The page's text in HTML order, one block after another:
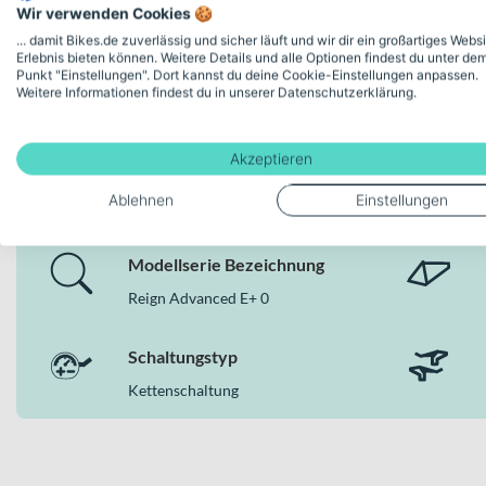
Fox 38 Factory Gabel mit 180 mm Federweg und Fox
SRAM X0 Eagle Transmission 12-Gang Kettenschaltung
Kraftvoller GIANT SyncDrive Race Motor mit 90 Nm für
EnergyPak Smart 560 Wh Akku für lange Touren im
Gripstarke Maxxis Reifen in Tubeless Ready Ausführung
Warum dieses Bike in der Kategorie E-MTB
Als konsequent auf Performance ausgelegtes E-MTB Fully
belastbaren Carbonrahmen. GIANT schafft damit ein
Kompromisse eingehen willst. Erhältlich ist das Bike in der Farbe
Deine Bike-Features auf
Modellserie Bezeichnung
Reign Advanced E+ 0
Schaltungstyp
Kettenschaltung
Wir verwenden Cookies 🍪
... damit Bikes.de zuverlässig und sicher läuft und wir dir ein großartiges
Erlebnis bieten können. Weitere Details und alle Optionen findest du unter
Punkt "Einstellungen". Dort kannst du deine Cookie-Einstellungen anpassen.
Weitere Informationen findest du in unserer Datenschutzerklärung.
Akzeptieren
Ablehnen Einstellungen